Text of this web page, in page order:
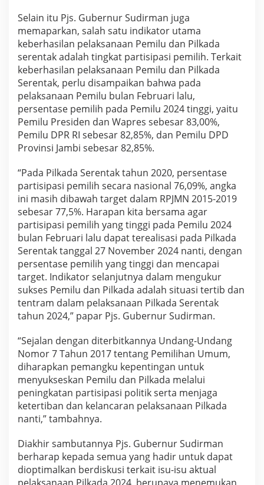
Selain itu Pjs. Gubernur Sudirman juga
memaparkan, salah satu indikator utama
keberhasilan pelaksanaan Pemilu dan Pilkada
serentak adalah tingkat partisipasi pemilih. Terkait
keberhasilan pelaksanaan Pemilu dan Pilkada
Serentak, perlu disampaikan bahwa pada
pelaksanaan Pemilu bulan Februari lalu,
persentase pemilih pada Pemilu 2024 tinggi, yaitu
Pemilu Presiden dan Wapres sebesar 83,00%,
Pemilu DPR RI sebesar 82,85%, dan Pemilu DPD
Provinsi Jambi sebesar 82,85%.
“Pada Pilkada Serentak tahun 2020, persentase
partisipasi pemilih secara nasional 76,09%, angka
ini masih dibawah target dalam RPJMN 2015-2019
sebesar 77,5%. Harapan kita bersama agar
partisipasi pemilih yang tinggi pada Pemilu 2024
bulan Februari lalu dapat terealisasi pada Pilkada
Serentak tanggal 27 November 2024 nanti, dengan
persentase pemilih yang tinggi dan mencapai
target. Indikator selanjutnya dalam mengukur
sukses Pemilu dan Pilkada adalah situasi tertib dan
tentram dalam pelaksanaan Pilkada Serentak
tahun 2024,” papar Pjs. Gubernur Sudirman.
“Sejalan dengan diterbitkannya Undang-Undang
Nomor 7 Tahun 2017 tentang Pemilihan Umum,
diharapkan pemangku kepentingan untuk
menyukseskan Pemilu dan Pilkada melalui
peningkatan partisipasi politik serta menjaga
ketertiban dan kelancaran pelaksanaan Pilkada
nanti,” tambahnya.
Diakhir sambutannya Pjs. Gubernur Sudirman
berharap kepada semua yang hadir untuk dapat
dioptimalkan berdiskusi terkait isu-isu aktual